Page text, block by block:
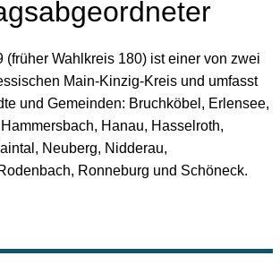
(früher Wahlkreis 180) ist einer von zwei
Main-Kinzig-Kreis und umfasst
und Gemeinden: Bruchköbel, Erlensee,
Hanau, Hasselroth,
Neuberg, Nidderau,
Ronneburg und Schöneck.